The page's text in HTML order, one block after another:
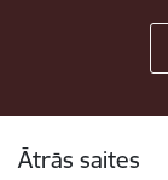
Ātrās saites